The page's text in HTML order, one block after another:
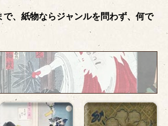
で、紙物ならジャンルを問わず、何で